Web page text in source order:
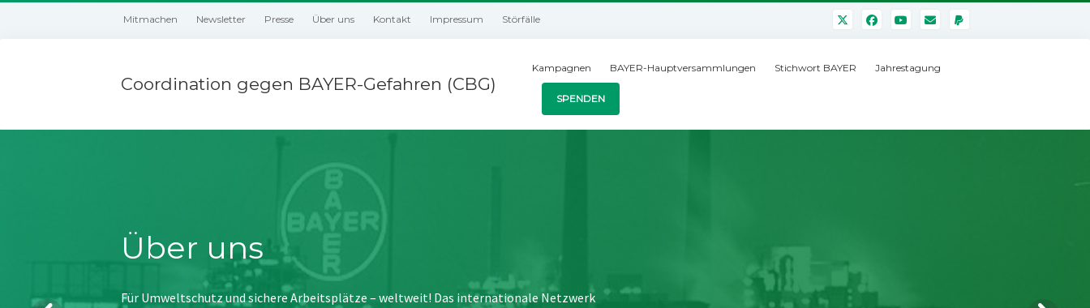
Mitmachen Newsletter Presse Über uns Kontakt Impressum Störfälle
Coordination gegen BAYER-Gefahren (CBG)
Kampagnen BAYER-Hauptversammlungen Stichwort BAYER Jahrestagung
SPENDEN
Über uns
Für Umweltschutz und sichere Arbeitsplätze – weltweit! Das internationale Netzwerk